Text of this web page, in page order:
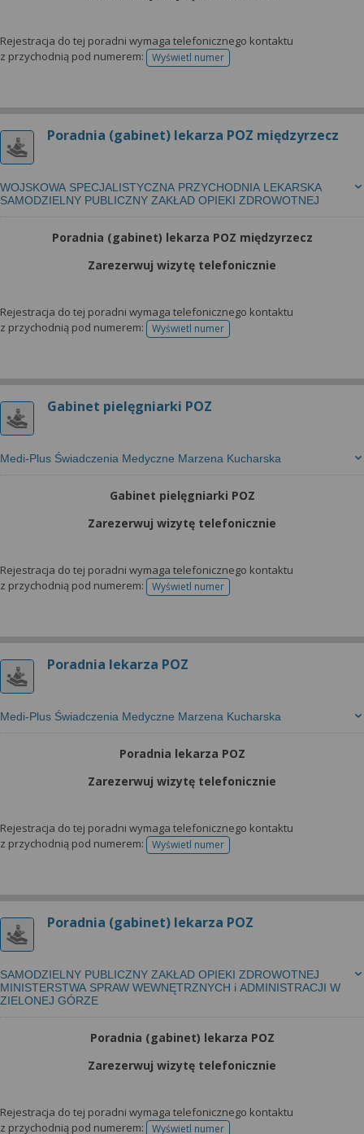
Rejestracja do tej poradni wymaga telefonicznego kontaktu
z przychodnią pod numerem:
Wyświetl numertelefonu do rejestracji
Poradnia (gabinet) lekarza POZ międzyrzecz
WOJSKOWA SPECJALISTYCZNA PRZYCHODNIA LEKARSKA
SAMODZIELNY PUBLICZNY ZAKŁAD OPIEKI ZDROWOTNEJ
Poradnia (gabinet) lekarza POZ międzyrzecz
Zarezerwuj wizytę telefonicznie
Rejestracja do tej poradni wymaga telefonicznego kontaktu
z przychodnią pod numerem:
Wyświetl numertelefonu do rejestracji
Gabinet pielęgniarki POZ
Medi-Plus Świadczenia Medyczne Marzena Kucharska
Gabinet pielęgniarki POZ
Zarezerwuj wizytę telefonicznie
Rejestracja do tej poradni wymaga telefonicznego kontaktu
z przychodnią pod numerem:
Wyświetl numertelefonu do rejestracji
Poradnia lekarza POZ
Medi-Plus Świadczenia Medyczne Marzena Kucharska
Poradnia lekarza POZ
Zarezerwuj wizytę telefonicznie
Rejestracja do tej poradni wymaga telefonicznego kontaktu
z przychodnią pod numerem:
Wyświetl numertelefonu do rejestracji
Poradnia (gabinet) lekarza POZ
SAMODZIELNY PUBLICZNY ZAKŁAD OPIEKI ZDROWOTNEJ
MINISTERSTWA SPRAW WEWNĘTRZNYCH i ADMINISTRACJI W
ZIELONEJ GÓRZE
Poradnia (gabinet) lekarza POZ
Zarezerwuj wizytę telefonicznie
Rejestracja do tej poradni wymaga telefonicznego kontaktu
z przychodnią pod numerem:
Wyświetl numer